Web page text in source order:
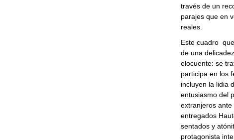
través de un
parajes que en
reales.
Este cuadro
de una
elocuente: se
participa en los
incluyen la lidia
entusiasmo del
extranjeros ante
entregados
sentados y
protagonista